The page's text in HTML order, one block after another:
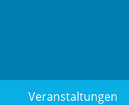
Veranstaltungen